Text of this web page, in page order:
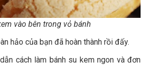
vào bên trong vỏ bánh
hảo của bạn đã hoàn thành rồi đấy.
cách làm bánh su kem ngon và đơn